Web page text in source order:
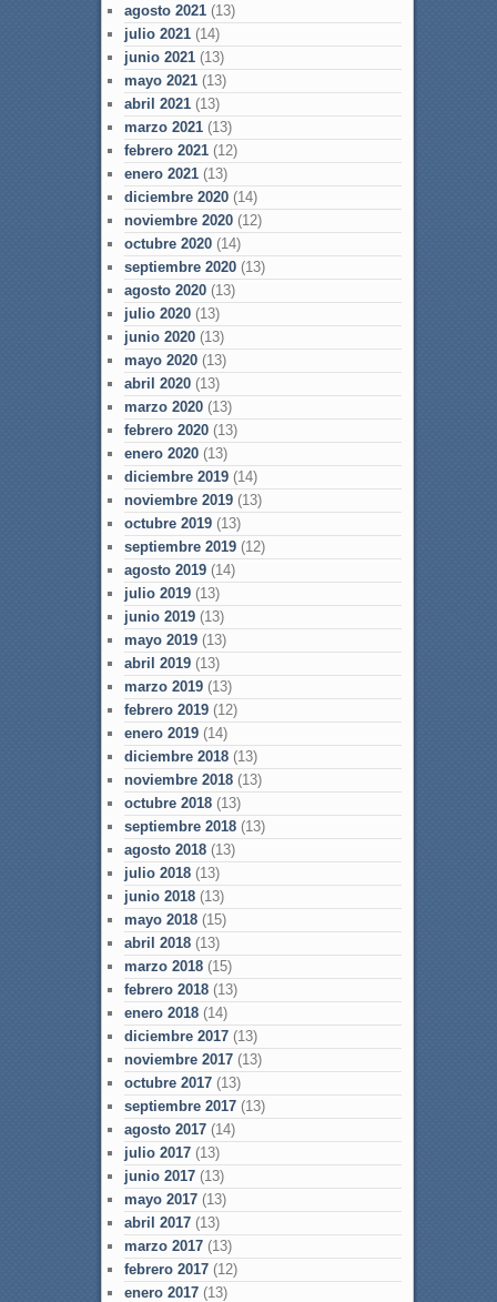
agosto 2021(13)
julio 2021(14)
junio 2021(13)
mayo 2021(13)
abril 2021(13)
marzo 2021(13)
febrero 2021(12)
enero 2021(13)
diciembre 2020(14)
noviembre 2020(12)
octubre 2020(14)
septiembre 2020(13)
agosto 2020(13)
julio 2020(13)
junio 2020(13)
mayo 2020(13)
abril 2020(13)
marzo 2020(13)
febrero 2020(13)
enero 2020(13)
diciembre 2019(14)
noviembre 2019(13)
octubre 2019(13)
septiembre 2019(12)
agosto 2019(14)
julio 2019(13)
junio 2019(13)
mayo 2019(13)
abril 2019(13)
marzo 2019(13)
febrero 2019(12)
enero 2019(14)
diciembre 2018(13)
noviembre 2018(13)
octubre 2018(13)
septiembre 2018(13)
agosto 2018(13)
julio 2018(13)
junio 2018(13)
mayo 2018(15)
abril 2018(13)
marzo 2018(15)
febrero 2018(13)
enero 2018(14)
diciembre 2017(13)
noviembre 2017(13)
octubre 2017(13)
septiembre 2017(13)
agosto 2017(14)
julio 2017(13)
junio 2017(13)
mayo 2017(13)
abril 2017(13)
marzo 2017(13)
febrero 2017(12)
enero 2017(13)